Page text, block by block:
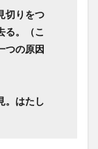
切りをつ
る。（こ
つの原因
。はたし